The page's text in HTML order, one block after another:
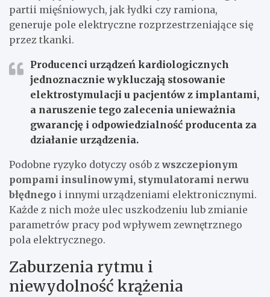
partii mięśniowych, jak łydki czy ramiona,
generuje pole elektryczne rozprzestrzeniające się
przez tkanki.
Producenci urządzeń kardiologicznych
jednoznacznie wykluczają stosowanie
elektrostymulacji u pacjentów z implantami,
a naruszenie tego zalecenia unieważnia
gwarancję i odpowiedzialność producenta za
działanie urządzenia.
Podobne ryzyko dotyczy osób zwszczepionym
pompami insulinowymi, stymulatorami nerwu
błędnego i innymi urządzeniami elektronicznymi.
Każde z nich może ulec uszkodzeniu lub zmianie
parametrów pracy pod wpływem zewnętrznego
pola elektrycznego.
Zaburzenia rytmu i
niewydolność krążenia